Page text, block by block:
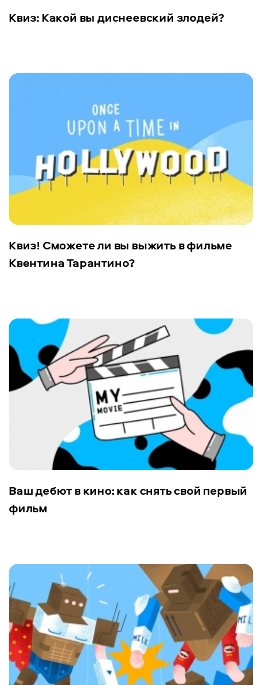
Квиз: Какой вы диснеевский злодей?
Квиз! Сможете ли вы выжить в фильме
Квентина Тарантино?
Ваш дебют в кино: как снять свой первый
фильм